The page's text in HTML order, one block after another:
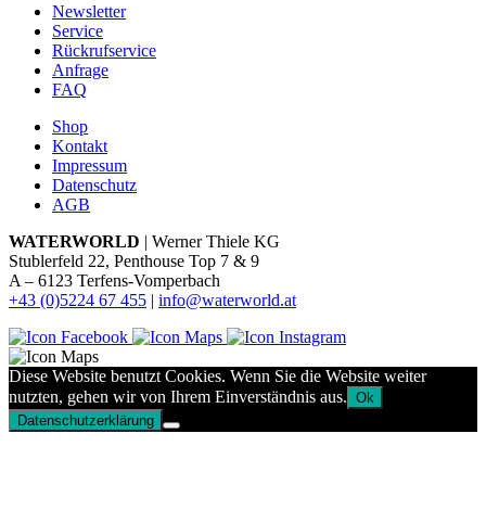
Newsletter
Service
Rückrufservice
Anfrage
FAQ
Shop
Kontakt
Impressum
Datenschutz
AGB
WATERWORLD | Werner Thiele KG
Stublerfeld 22, Penthouse Top 7 & 9
A – 6123 Terfens-Vomperbach
+43 (0)5224 67 455 | info@waterworld.at
Diese Website benutzt Cookies. Wenn Sie die Website weiter
nutzten, gehen wir von Ihrem Einverständnis aus. Ok
Datenschutzerklärung